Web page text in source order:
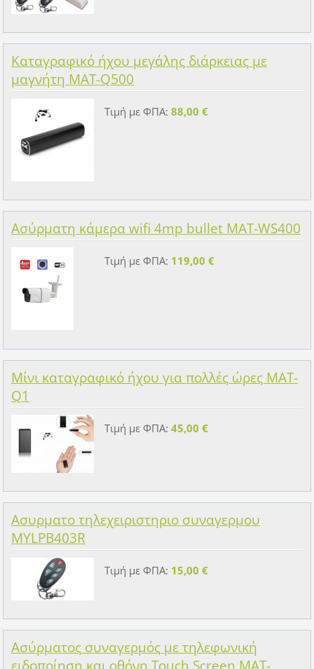
Καταγραφικό ήχου μεγάλης διάρκειας με
μαγνήτη MAT-Q500
Τιμή με ΦΠΑ: 88,00 €
Ασύρματη κάμερα wifi 4mp bullet MAT-WS400
Τιμή με ΦΠΑ: 119,00 €
Μίνι καταγραφικό ήχου για πολλές ώρες MAT-
Q1
Τιμή με ΦΠΑ: 45,00 €
Ασυρματο τηλεχειριστηριο συναγερμου
MYLPB403R
Τιμή με ΦΠΑ: 15,00 €
Ασύρματος συναγερμός με τηλεφωνική